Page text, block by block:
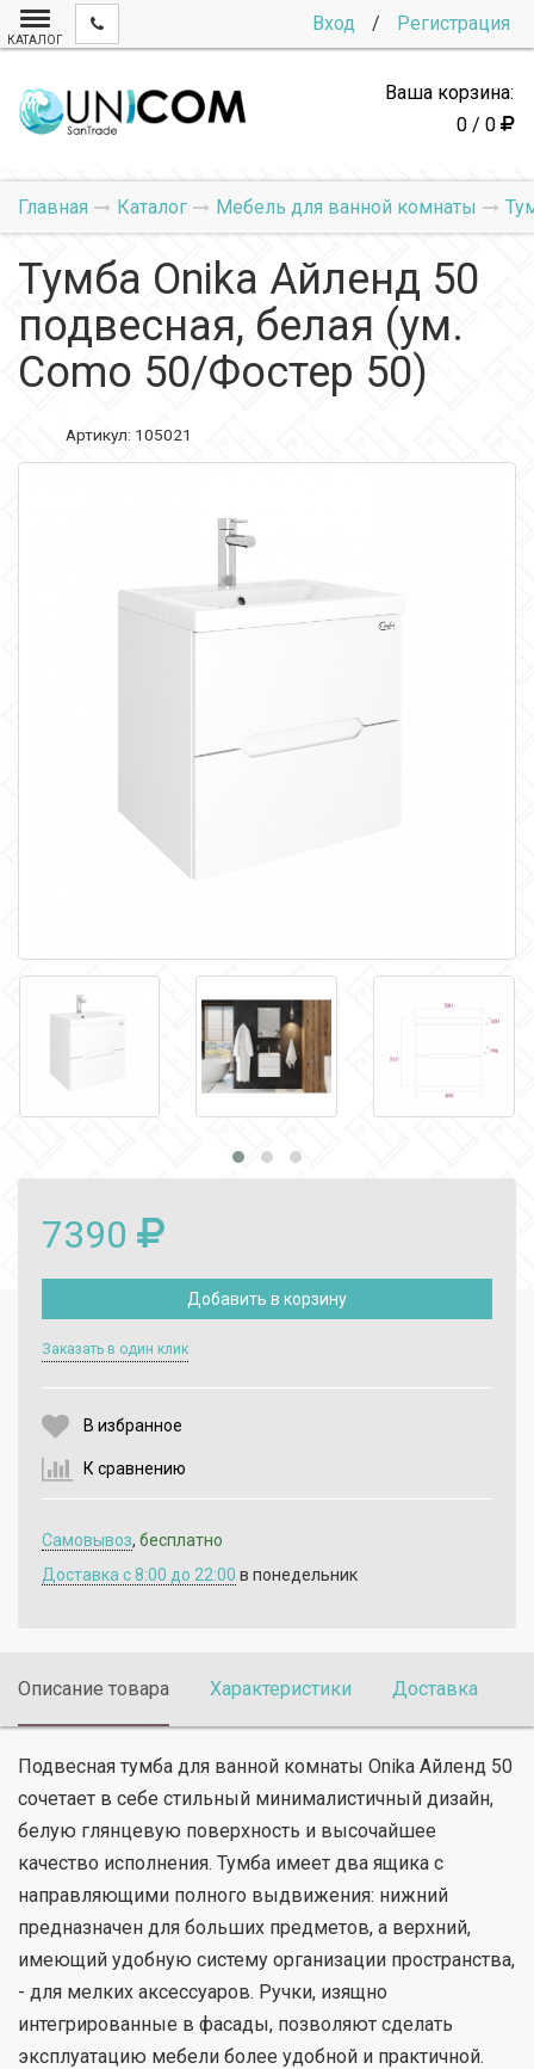
Вход / Регистрация
КАТАЛОГ
Ваша корзина:
0 / 0
Главная Каталог Мебель для ванной комнаты
Тумба Onika Айленд 50
подвесная, белая (ум.
Como 50/Фостер 50)
Артикул: 105021
7390
Добавить в корзину
Заказать в один клик
В избранное
К сравнению
Самовывоз, бесплатно
Доставка c 8:00 до 22:00 в понедельник
Описание товара Характеристики Доставка
Подвесная тумба для ванной комнаты Onika Айленд 50
сочетает в себе стильный минималистичный дизайн,
белую глянцевую поверхность и высочайшее
качество исполнения. Тумба имеет два ящика с
направляющими полного выдвижения: нижний
предназначен для больших предметов, а верхний,
имеющий удобную систему организации пространства,
- для мелких аксессуаров. Ручки, изящно
интегрированные в фасады, позволяют сделать
эксплуатацию мебели более удобной и практичной.